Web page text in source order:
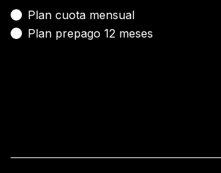
Plan cuota mensual
Plan prepago 12 meses